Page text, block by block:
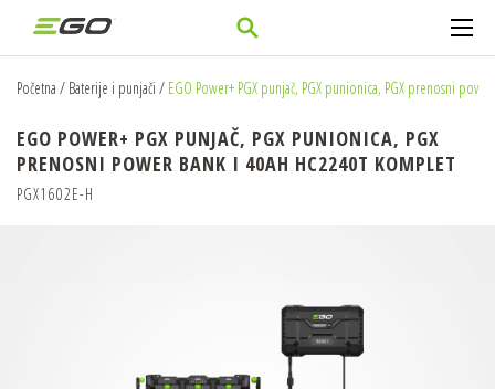
Početna / Baterije i punjači / EGO Power+ PGX punjač, PGX punionica, PGX prenosni
EGO POWER+ PGX PUNJAČ, PGX PUNIONICA, PGX
PRENOSNI POWER BANK I 40AH HC2240T KOMPLET
PGX1602E-H